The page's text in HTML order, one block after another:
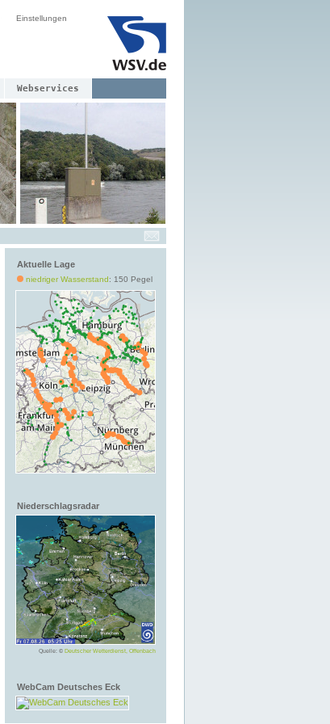
Einstellungen
Webservices
Aktuelle Lage
niedriger Wasserstand: 150 Pegel
Niederschlagsradar
Quelle: © Deutscher Wetterdienst, Offenbach
WebCam Deutsches Eck